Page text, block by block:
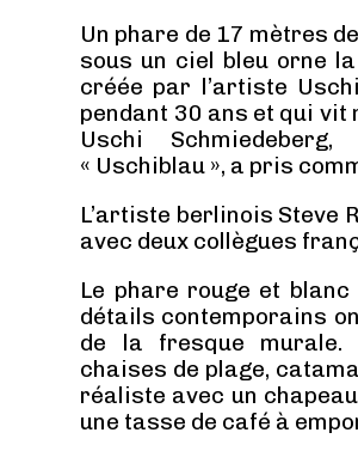
Un phare de 17 mètres
sous un ciel bleu orne
créée par l’artiste
pendant 30 ans et qui vit
Uschi
« Uschiblau », a pris
L’artiste berlinois Steve
avec deux collègues
Le phare rouge et
détails contemporains
de la fresque murale.
chaises de plage,
réaliste avec un
une tasse de café à